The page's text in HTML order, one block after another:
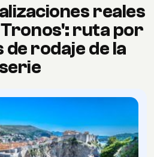
reales
Tronos': ruta por
de rodaje de la
serie